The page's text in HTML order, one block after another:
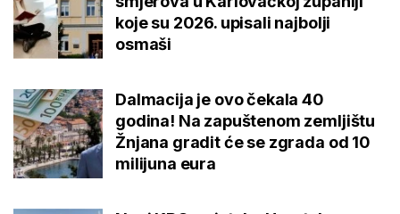
koje su 2026. upisali najbolji
osmaši
Dalmacija je ovo čekala 40
godina! Na zapuštenom zemljištu
Žnjana gradit će se zgrada od 10
milijuna eura